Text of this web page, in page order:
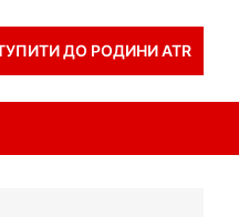
ДО РОДИНИ ATR